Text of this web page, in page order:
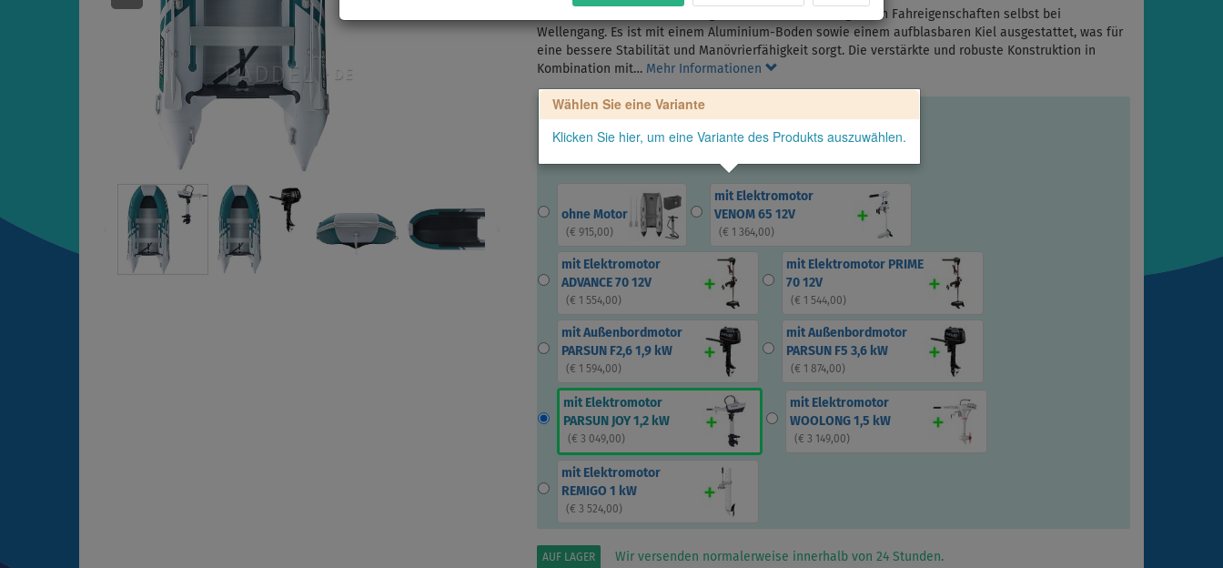
Dieses Schlauchboot überzeugt durch seine hervorragenden Fahreigenschaften selbst bei
Wellengang. Es ist mit einem Aluminium-Boden sowie einem aufblasbaren Kiel ausgestattet, was für
eine bessere Stabilität und Manövrierfähigkeit sorgt. Die verstärkte und robuste Konstruktion in
Kombination mit… Mehr Informationen
Wählen Sie eine Variante
Klicken Sie hier, um eine Variante des Produkts auszuwählen.
ohne Motor
(€ 915,00)
mit Elektromotor
VENOM 65 12V
(€ 1 364,00)
mit Elektromotor
ADVANCE 70 12V
(€ 1 554,00)
mit Elektromotor PRIME
70 12V
(€ 1 544,00)
mit Außenbordmotor
PARSUN F2,6 1,9 kW
(€ 1 594,00)
mit Außenbordmotor
PARSUN F5 3,6 kW
(€ 1 874,00)
mit Elektromotor
PARSUN JOY 1,2 kW
(€ 3 049,00)
mit Elektromotor
WOOLONG 1,5 kW
(€ 3 149,00)
mit Elektromotor
REMIGO 1 kW
(€ 3 524,00)
AUF LAGER Wir versenden normalerweise innerhalb von 24 Stunden.